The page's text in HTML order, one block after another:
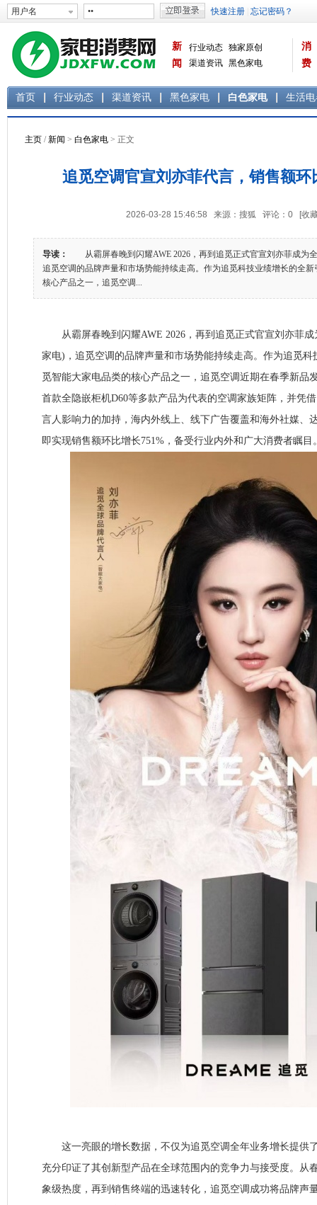
新
闻
行业动态 独家原创
渠道资讯 黑色家电
消
费
首页 行业动态 渠道资讯 黑色家电 白色家电 生活
主页 /新闻 > 白色家电 > 正文
追觅空调官宣刘亦菲代言，销售额环
2026-03-28 15:46:58 来源：搜狐 评论： 0 [收
导读：
从霸屏春晚到闪耀AWE 2026，再到追觅正式官宣刘亦菲成为
追觅空调的品牌声量和市场势能持续走高。作为追觅科技业绩增长的全
核心产品之一，追觅空调...
从霸屏春晚到闪耀AWE 2026，再到追觅正式官宣刘亦菲成
家电)，追觅空调的品牌声量和市场势能持续走高。作为追觅
觅智能大家电品类的核心产品之一，追觅空调近期在春季新品
首款全隐嵌柜机D60等多款产品为代表的空调家族矩阵，并凭
言人影响力的加持，海内外线上、线下广告覆盖和海外社媒、
即实现销售额环比增长751%，备受行业内外和广大消费者瞩目
这一亮眼的增长数据，不仅为追觅空调全年业务增长提供
充分印证了其创新型产品在全球范围内的竞争力与接受度。从
象级热度，再到销售终端的迅速转化，追觅空调成功将品牌声